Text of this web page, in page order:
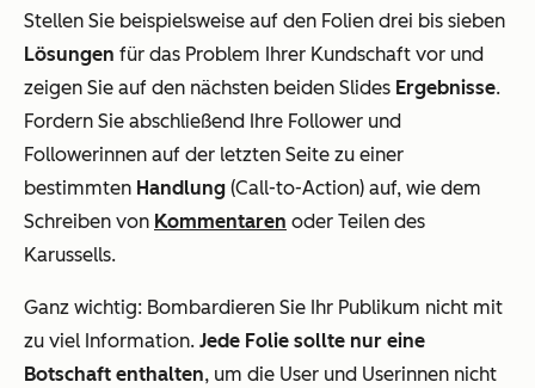
Stellen Sie beispielsweise auf den Folien drei bis sieben
Lösungen für das Problem Ihrer Kundschaft vor und
zeigen Sie auf den nächsten beiden Slides Ergebnisse.
Fordern Sie abschließend Ihre Follower und
Followerinnen auf der letzten Seite zu einer
bestimmten Handlung (Call-to-Action) auf, wie dem
Schreiben von Kommentaren oder Teilen des
Karussells.
Ganz wichtig: Bombardieren Sie Ihr Publikum nicht mit
zu viel Information. Jede Folie sollte nur eine
Botschaft enthalten, um die User und Userinnen nicht